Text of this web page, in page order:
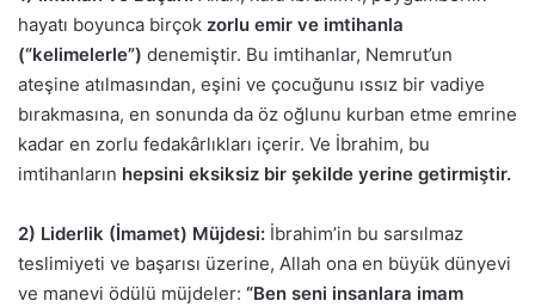
hayatı boyunca birçok zorlu emir ve imtihanla
(“kelimelerle”) denemiştir. Bu imtihanlar, Nemrut’un
ateşine atılmasından, eşini ve çocuğunu ıssız bir vadiye
bırakmasına, en sonunda da öz oğlunu kurban etme emrine
kadar en zorlu fedakârlıkları içerir. Ve İbrahim, bu
imtihanların hepsini eksiksiz bir şekilde yerine getirmiştir.
2) Liderlik (İmamet) Müjdesi: İbrahim’in bu sarsılmaz
teslimiyeti ve başarısı üzerine, Allah ona en büyük dünyevi
ve manevi ödülü müjdeler: “Ben seni insanlara imam